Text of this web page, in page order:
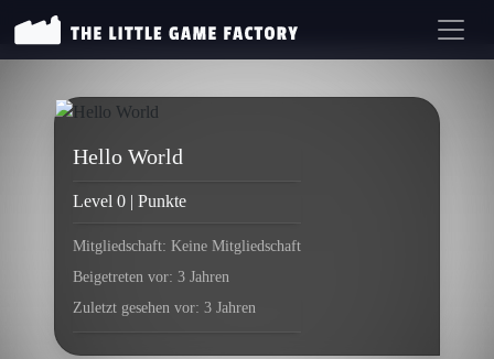
Hello World
Level 0 | Punkte
Mitgliedschaft: Keine Mitgliedschaft
Beigetreten vor: 3 Jahren
Zuletzt gesehen vor: 3 Jahren